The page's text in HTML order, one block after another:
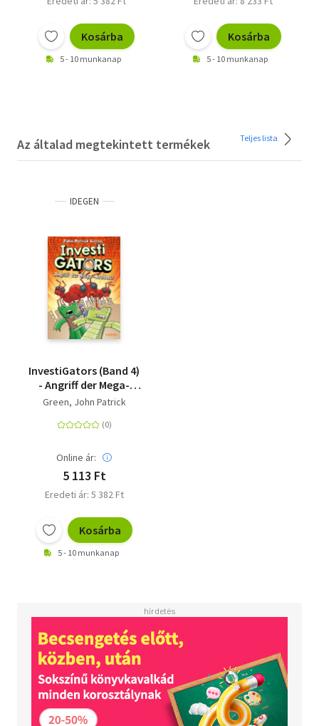
Kosárba
5 - 10 munkanap
Kosárba
5 - 10 munkanap
Az általad megtekintett termékek Teljes lista
IDEGEN
InvestiGators (Band 4)
- Angriff der Mega-
Krabbler - Witzige
Alligatoren-Agenten
Green, John Patrick
Online ár:
5 113 Ft
Eredeti ár: 5 382 Ft
Kosárba
5 - 10 munkanap